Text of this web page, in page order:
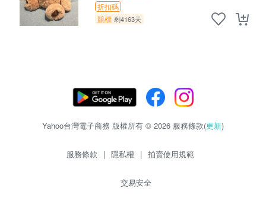
折扣碼
競標 剩4163天
Yahoo台灣電子商務 版權所有 © 2026 服務條款(更新)
服務條款 | 隱私權 | 拍賣使用規範
交易安全